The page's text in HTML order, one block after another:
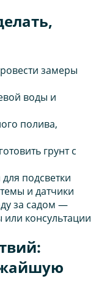
замеры
воды и
полива,
грунт с
подсветки
и датчики
за садом —
консультации